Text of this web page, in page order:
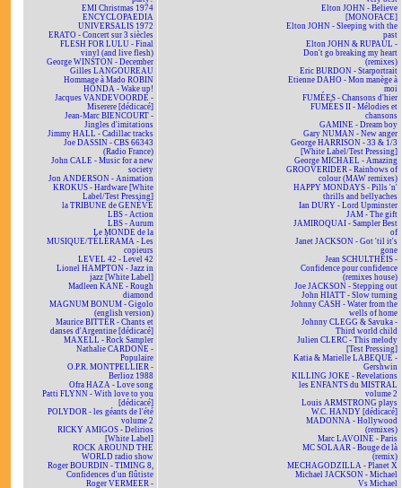
EMI Christmas 1974
ENCYCLOPAEDIA
UNIVERSALIS 1972
ERATO - Concert sur 3 siècles
FLESH FOR LULU - Final
vinyl (and live flesh)
George WINSTON - December
Gilles LANGOUREAU
Hommage à Mado ROBIN
HONDA - Wake up!
Jacques VANDEVOORDE -
Miserere [dédicacé]
Jean-Marc BIENCOURT -
Jingles d'imitations
Jimmy HALL - Cadillac tracks
Joe DASSIN - CBS 66343
(Radio France)
John CALE - Music for a new
society
Jon ANDERSON - Animation
KROKUS - Hardware [White
Label/Test Pressing]
la TRIBUNE de GENÈVE
LBS - Action
LBS - Aurum
Le MONDE de la
MUSIQUE/TÉLÉRAMA - Les
copieurs
LEVEL 42 - Level 42
Lionel HAMPTON - Jazz in
jazz [White Label]
Madleen KANE - Rough
diamond
MAGNUM BONUM - Gigolo
(english version)
Maurice BITTER - Chants et
danses d'Argentine [dédicacé]
MAXELL - Rock Sampler
Nathalie CARDONE -
Populaire
O.P.R. MONTPELLIER -
Berlioz 1988
Ofra HAZA - Love song
Patti FLYNN - With love to you
[dédicacé]
POLYDOR - les géants de l'été
volume 2
RICKY AMIGOS - Delirios
[White Label]
ROCK AROUND THE
WORLD radio show
Roger BOURDIN - TIMING 8,
Confidences d'un flûtiste
Roger VERMEER -
Elton JOHN - Believe
[MONOFACE]
Elton JOHN - Sleeping with the
past
Elton JOHN & RUPAUL -
Don't go breaking my heart
(remixes)
Eric BURDON - Starportrait
Etienne DAHO - Mon manège à
moi
FUMÉES - Chansons d'hier
FUMÉES II - Mélodies et
chansons
GAMINE - Dream boy
Gary NUMAN - New anger
George HARRISON - 33 & 1/3
[White Label/Test Pressing]
George MICHAEL - Amazing
GROOVERIDER - Rainbows of
colour (MAW remixes)
HAPPY MONDAYS - Pills 'n'
thrills and bellyaches
Ian DURY - Lord Upminster
JAM - The gift
JAMIROQUAI - Sampler Best
of
Janet JACKSON - Got 'til it's
gone
Jean SCHULTHEIS -
Confidence pour confidence
(remixes house)
Joe JACKSON - Stepping out
John HIATT - Slow turning
Johnny CASH - Water from the
wells of home
Johnny CLEGG & Savuka -
Third world child
Julien CLERC - This melody
[Test Pressing]
Katia & Marielle LABEQUE -
Gershwin
KILLING JOKE - Revelations
les ENFANTS du MISTRAL
volume 2
Louis ARMSTRONG plays
W.C. HANDY [dédicacé]
MADONNA - Hollywood
(remixes)
Marc LAVOINE - Paris
MC SOLAAR - Bouge de là
(remix)
MECHAGODZILLA - Planet X
Michael JACKSON - Michael
Vs Michael